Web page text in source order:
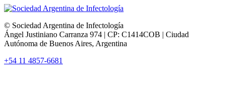
© Sociedad Argentina de Infectología
Ángel Justiniano Carranza 974 | CP: C1414COB | Ciudad
Autónoma de Buenos Aires, Argentina
+54 11 4857-6681